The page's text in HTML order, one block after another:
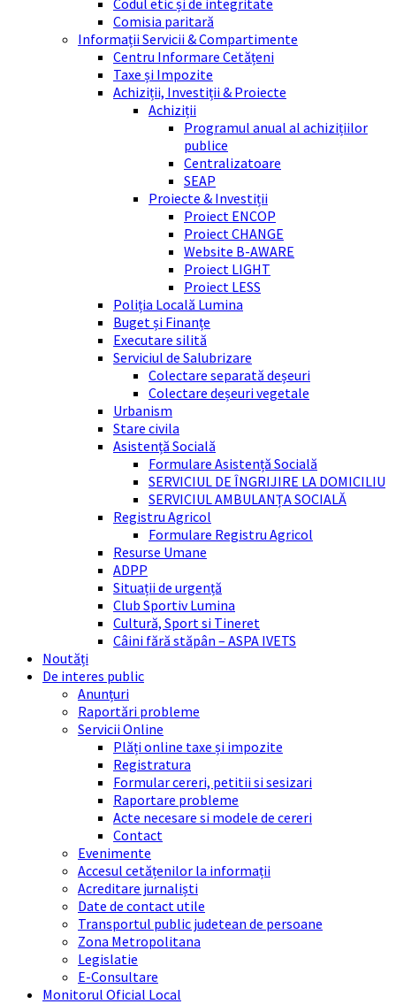
Codul etic și de integritate
Comisia paritară
Informații Servicii & Compartimente
Centru Informare Cetățeni
Taxe și Impozite
Achiziții, Investiții & Proiecte
Achiziții
Programul anual al achizițiilor
publice
Centralizatoare
SEAP
Proiecte & Investiții
Proiect ENCOP
Proiect CHANGE
Website B-AWARE
Proiect LIGHT
Proiect LESS
Poliția Locală Lumina
Buget și Finanțe
Executare silită
Serviciul de Salubrizare
Colectare separată deșeuri
Colectare deșeuri vegetale
Urbanism
Stare civila
Asistență Socială
Formulare Asistență Socială
SERVICIUL DE ÎNGRIJIRE LA DOMICILIU
SERVICIUL AMBULANȚA SOCIALĂ
Registru Agricol
Formulare Registru Agricol
Resurse Umane
ADPP
Situații de urgență
Club Sportiv Lumina
Cultură, Sport si Tineret
Câini fără stăpân – ASPA IVETS
Noutăți
De interes public
Anunțuri
Raportări probleme
Servicii Online
Plăți online taxe și impozite
Registratura
Formular cereri, petitii si sesizari
Raportare probleme
Acte necesare si modele de cereri
Contact
Evenimente
Accesul cetățenilor la informații
Acreditare jurnaliști
Date de contact utile
Transportul public judetean de persoane
Zona Metropolitana
Legislatie
E-Consultare
Monitorul Oficial Local